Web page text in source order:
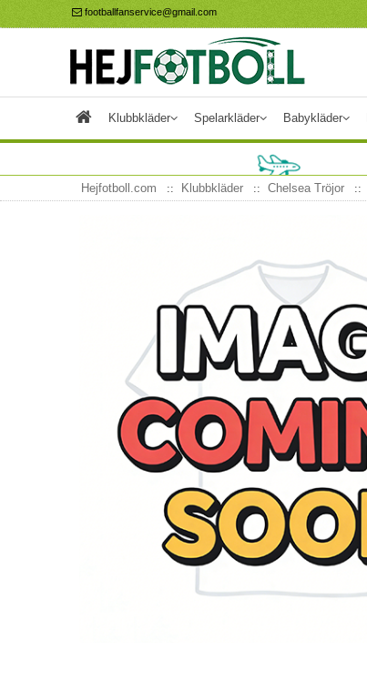
footballfanservice@gmail.com
Klubbkläder Spelarkläder Babykläder
Hejfotboll.com Klubbkläder Chelsea Tröjor